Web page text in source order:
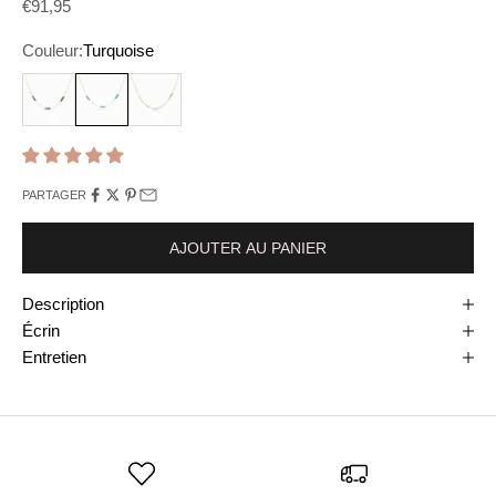
Prix de vente
€91,95
Couleur:Turquoise
TurquoiseBlanc
PARTAGER
AJOUTER AU PANIER
Description
Écrin
Entretien